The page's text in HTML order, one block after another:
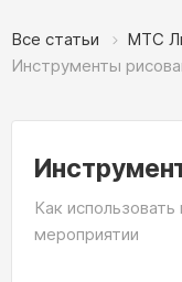
Все статьи МТС
Инструменты
Как
мероприятии